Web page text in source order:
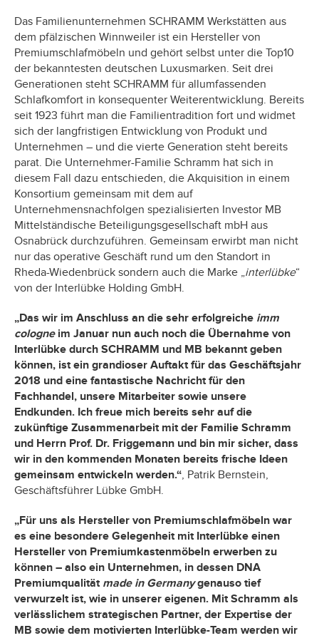
Das Familienunternehmen SCHRAMM Werkstätten aus
dem pfälzischen Winnweiler ist ein Hersteller von
Premiumschlafmöbeln und gehört selbst unter die Top10
der bekanntesten deutschen Luxusmarken. Seit drei
Generationen steht SCHRAMM für allumfassenden
Schlafkomfort in konsequenter Weiterentwicklung. Bereits
seit 1923 führt man die Familientradition fort und widmet
sich der langfristigen Entwicklung von Produkt und
Unternehmen – und die vierte Generation steht bereits
parat. Die Unternehmer-Familie Schramm hat sich in
diesem Fall dazu entschieden, die Akquisition in einem
Konsortium gemeinsam mit dem auf
Unternehmensnachfolgen spezialisierten Investor MB
Mittelständische Beteiligungsgesellschaft mbH aus
Osnabrück durchzuführen. Gemeinsam erwirbt man nicht
nur das operative Geschäft rund um den Standort in
Rheda-Wiedenbrück sondern auch die Marke „interlübke“
von der Interlübke Holding GmbH.
„Das wir im Anschluss an die sehr erfolgreiche imm
cologneim Januar nun auch noch die Übernahme von
Interlübke durch SCHRAMM und MB bekannt geben
können, ist ein grandioser Auftakt für das Geschäftsjahr
2018 und eine fantastische Nachricht für den
Fachhandel, unsere Mitarbeiter sowie unsere
Endkunden. Ich freue mich bereits sehr auf die
zukünftige Zusammenarbeit mit der Familie Schramm
und Herrn Prof. Dr. Friggemann und bin mir sicher, dass
wir in den kommenden Monaten bereits frische Ideen
gemeinsam entwickeln werden.“, Patrik Bernstein,
Geschäftsführer Lübke GmbH.
„Für uns als Hersteller von Premiumschlafmöbeln war
es eine besondere Gelegenheit mit Interlübke einen
Hersteller von Premiumkastenmöbeln erwerben zu
können – also ein Unternehmen, in dessen DNA
Premiumqualität made in Germanygenauso tief
verwurzelt ist, wie in unserer eigenen. Mit Schramm als
verlässlichem strategischen Partner, der Expertise der
MB sowie dem motivierten Interlübke-Team werden wir